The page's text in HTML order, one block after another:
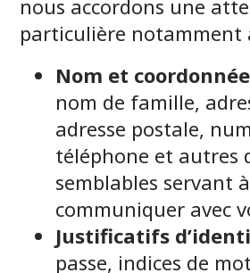
nous accordons une
particulière notamment
Nom et
nom de famille,
adresse postale,
téléphone et autres
semblables servant à
communiquer avec
Justificatifs
passe, indices de